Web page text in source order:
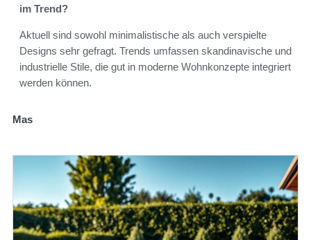
im Trend?
Aktuell sind sowohl minimalistische als auch verspielte
Designs sehr gefragt. Trends umfassen skandinavische und
industrielle Stile, die gut in moderne Wohnkonzepte integriert
werden können.
Mas